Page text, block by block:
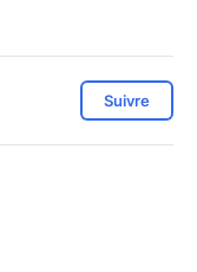
Suivre